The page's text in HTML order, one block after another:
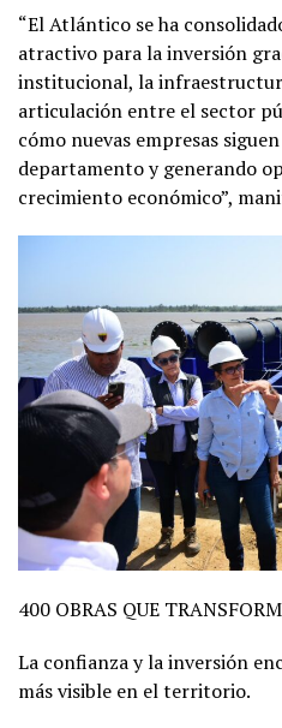
“El Atlántico se ha
atractivo para la inversión
institucional, la
articulación entre el sector
cómo nuevas empresas
departamento y generando
crecimiento económico”,
400 OBRAS QUE
La confianza y la inversión
más visible en el territorio.